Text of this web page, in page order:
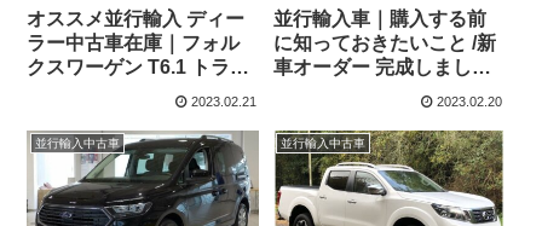
オススメ並行輸入 ディー
ラー中古車在庫｜フォル
クスワーゲン T6.1 トラン
スポーター コンビ 2.0TDI
7DSG 左ハンドル
2023.02.21
並行輸入車｜購入する前
に知っておきたいこと /新
車オーダー 完成しまし
た！観音開き！新型ルノ
ルキャビン
2023.02.20
並行輸入中古車 並行輸入中古車